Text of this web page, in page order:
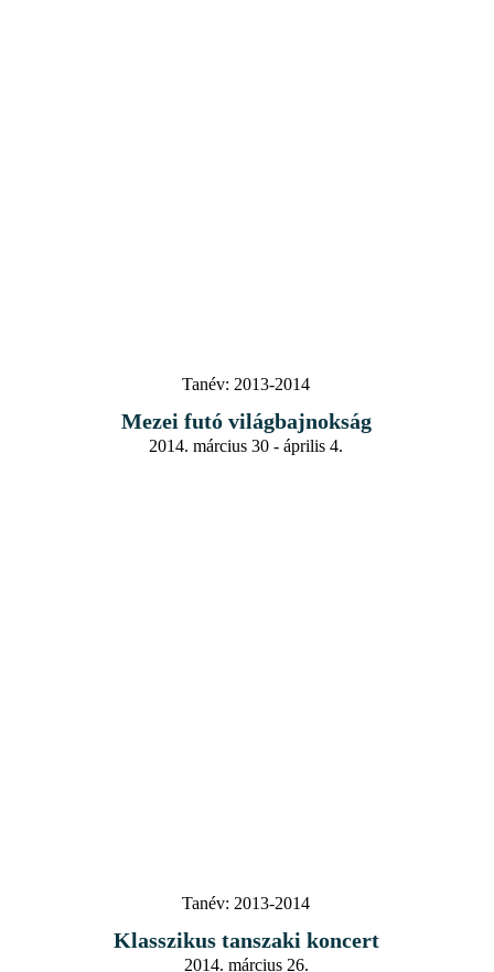
Tanév: 2013-2014
Mezei futó világbajnokság
2014. március 30 - április 4.
Tanév: 2013-2014
Klasszikus tanszaki koncert
2014. március 26.